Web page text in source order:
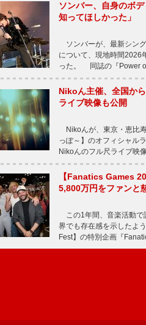
ソンバー、自身のボ
知ってほしかった」
ソンバーが、最新シン
について、現地時間2026
った。 同誌の『Power
Nikoん主催、全国か
ライブ映像も公開
Nikoんが、東京・恵比
っぽ～】のオフィシャル
Nikoんのフル尺ライブ
【Fanatics Games
5,800万円をファンと
この1年間、音楽活動で
界でも存在感を示したよ
Fest】の特別企画『